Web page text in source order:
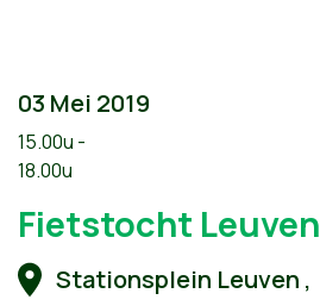
03 Mei 2019
15.00u -
18.00u
Fietstocht Leuven
Stationsplein Leuven ,